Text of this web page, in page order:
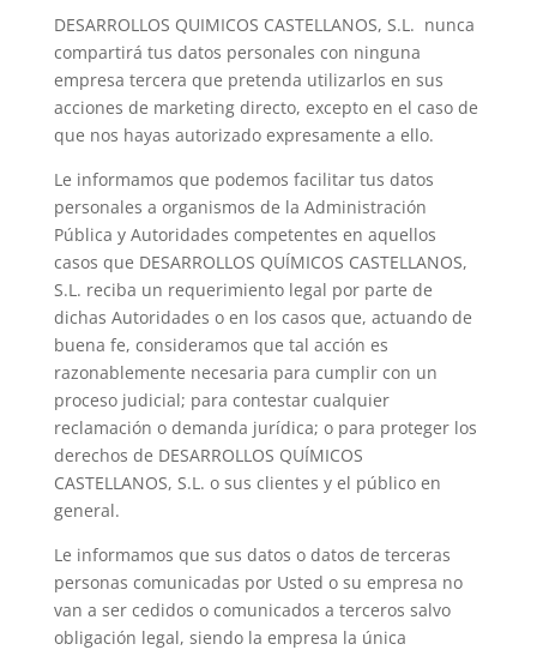
DESARROLLOS QUIMICOS CASTELLANOS, S.L. nunca
compartirá tus datos personales con ninguna
empresa tercera que pretenda utilizarlos en sus
acciones de marketing directo, excepto en el caso de
que nos hayas autorizado expresamente a ello.
Le informamos que podemos facilitar tus datos
personales a organismos de la Administración
Pública y Autoridades competentes en aquellos
casos que DESARROLLOS QUÍMICOS CASTELLANOS,
S.L. reciba un requerimiento legal por parte de
dichas Autoridades o en los casos que, actuando de
buena fe, consideramos que tal acción es
razonablemente necesaria para cumplir con un
proceso judicial; para contestar cualquier
reclamación o demanda jurídica; o para proteger los
derechos de DESARROLLOS QUÍMICOS
CASTELLANOS, S.L. o sus clientes y el público en
general.
Le informamos que sus datos o datos de terceras
personas comunicadas por Usted o su empresa no
van a ser cedidos o comunicados a terceros salvo
obligación legal, siendo la empresa la única